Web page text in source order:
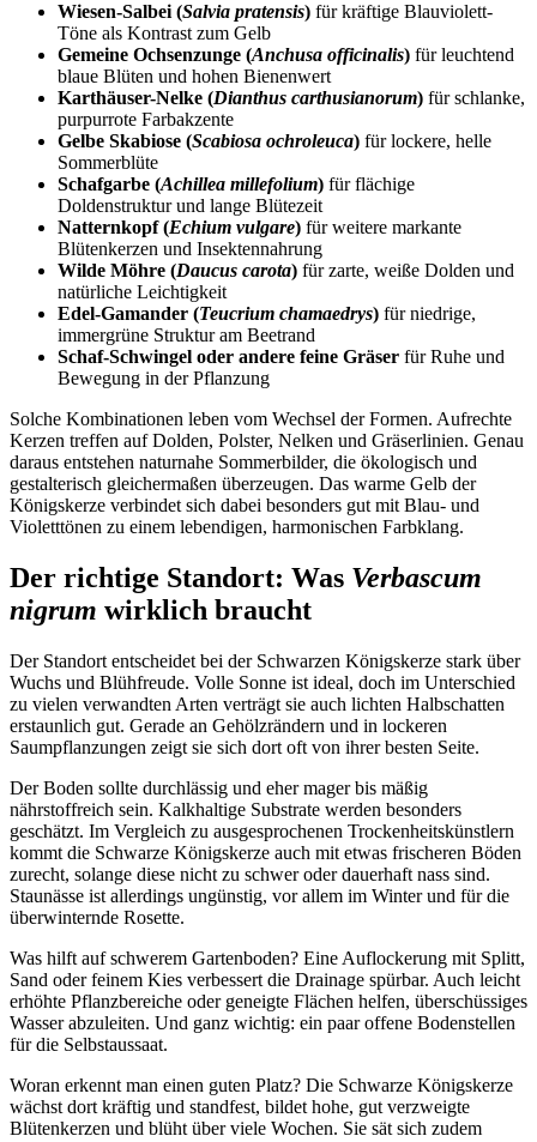
Wiesen-Salbei (Salvia pratensis) für kräftige Blauviolett-
Töne als Kontrast zum Gelb
Gemeine Ochsenzunge (Anchusa officinalis) für leuchtend
blaue Blüten und hohen Bienenwert
Karthäuser-Nelke (Dianthus carthusianorum) für schlanke,
purpurrote Farbakzente
Gelbe Skabiose (Scabiosa ochroleuca) für lockere, helle
Sommerblüte
Schafgarbe (Achillea millefolium) für flächige
Doldenstruktur und lange Blütezeit
Natternkopf (Echium vulgare) für weitere markante
Blütenkerzen und Insektennahrung
Wilde Möhre (Daucus carota) für zarte, weiße Dolden und
natürliche Leichtigkeit
Edel-Gamander (Teucrium chamaedrys) für niedrige,
immergrüne Struktur am Beetrand
Schaf-Schwingel oder andere feine Gräser für Ruhe und
Bewegung in der Pflanzung
Solche Kombinationen leben vom Wechsel der Formen. Aufrechte
Kerzen treffen auf Dolden, Polster, Nelken und Gräserlinien. Genau
daraus entstehen naturnahe Sommerbilder, die ökologisch und
gestalterisch gleichermaßen überzeugen. Das warme Gelb der
Königskerze verbindet sich dabei besonders gut mit Blau- und
Violetttönen zu einem lebendigen, harmonischen Farbklang.
Der richtige Standort: Was Verbascum
nigrum wirklich braucht
Der Standort entscheidet bei der Schwarzen Königskerze stark über
Wuchs und Blühfreude. Volle Sonne ist ideal, doch im Unterschied
zu vielen verwandten Arten verträgt sie auch lichten Halbschatten
erstaunlich gut. Gerade an Gehölzrändern und in lockeren
Saumpflanzungen zeigt sie sich dort oft von ihrer besten Seite.
Der Boden sollte durchlässig und eher mager bis mäßig
nährstoffreich sein. Kalkhaltige Substrate werden besonders
geschätzt. Im Vergleich zu ausgesprochenen Trockenheitskünstlern
kommt die Schwarze Königskerze auch mit etwas frischeren Böden
zurecht, solange diese nicht zu schwer oder dauerhaft nass sind.
Staunässe ist allerdings ungünstig, vor allem im Winter und für die
überwinternde Rosette.
Was hilft auf schwerem Gartenboden? Eine Auflockerung mit Splitt,
Sand oder feinem Kies verbessert die Drainage spürbar. Auch leicht
erhöhte Pflanzbereiche oder geneigte Flächen helfen, überschüssiges
Wasser abzuleiten. Und ganz wichtig: ein paar offene Bodenstellen
für die Selbstaussaat.
Woran erkennt man einen guten Platz? Die Schwarze Königskerze
wächst dort kräftig und standfest, bildet hohe, gut verzweigte
Blütenkerzen und blüht über viele Wochen. Sie sät sich zudem